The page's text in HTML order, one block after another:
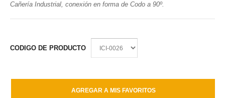
Cañería Industrial, conexión en forma de Codo a 90º.
CODIGO DE PRODUCTO